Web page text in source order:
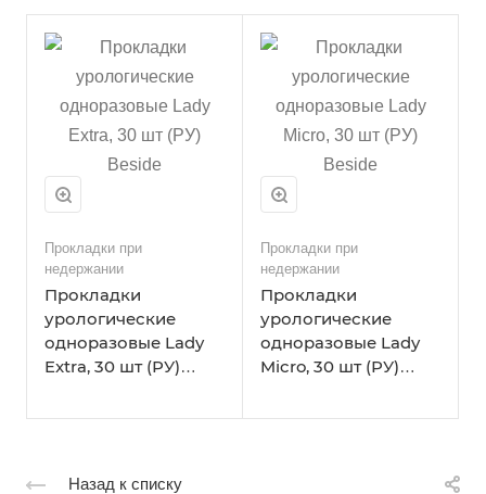
Прокладки при
недержании
Прокладки
урологические
одноразовые Lady
Extra, 30 шт (РУ)
Прокладки при
недержании
Прокладки
урологические
одноразовые Lady
Micro, 30 шт (РУ)
Назад к списку